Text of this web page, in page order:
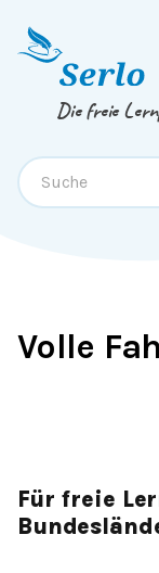
Springe zum
Die freie
Volle
Für freie